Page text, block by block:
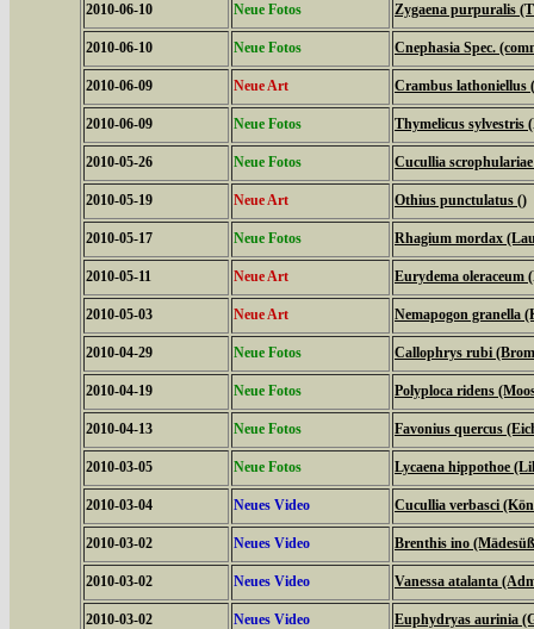
2010-06-10 Neue Fotos Zygaena purpuralis
2010-06-10 Neue Fotos Cnephasia Spec.
2010-06-09 Neue Art Crambus lathoniellus
2010-06-09 Neue Fotos Thymelicus
2010-05-26 Neue Fotos Cucullia
2010-05-19 Neue Art Othius punctulatus ()
2010-05-17 Neue Fotos Rhagium mordax
2010-05-11 Neue Art Eurydema oleraceum
2010-05-03 Neue Art Nemapogon granella
2010-04-29 Neue Fotos Callophrys rubi
2010-04-19 Neue Fotos Polyploca ridens
2010-04-13 Neue Fotos Favonius quercus
2010-03-05 Neue Fotos Lycaena hippothoe
2010-03-04 Neues Video Cucullia verbasci
2010-03-02 Neues Video Brenthis ino
2010-03-02 Neues Video Vanessa atalanta
2010-03-02 Neues Video Euphydryas aurinia